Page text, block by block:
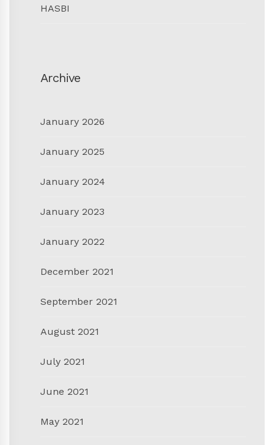
HASBI
Archive
January 2026
January 2025
January 2024
January 2023
January 2022
December 2021
September 2021
August 2021
July 2021
June 2021
May 2021